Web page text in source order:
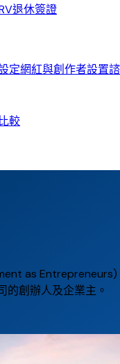
退休簽證
定網紅與創作者設置諮
較
as Entrepreneurs)
的創辦人及企業主。